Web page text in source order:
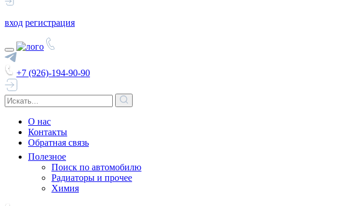
вход регистрация
+7 (926)-194-90-90
О нас
Контакты
Обратная связь
Полезное
Поиск по автомобилю
Радиаторы и прочее
Химия